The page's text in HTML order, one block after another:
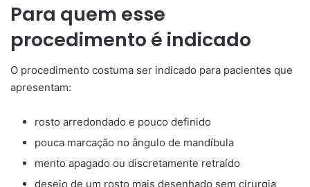
Para quem esse
procedimento é indicado
O procedimento costuma ser indicado para pacientes que
apresentam:
rosto arredondado e pouco definido
pouca marcação no ângulo de mandíbula
mento apagado ou discretamente retraído
desejo de um rosto mais desenhado sem cirurgia